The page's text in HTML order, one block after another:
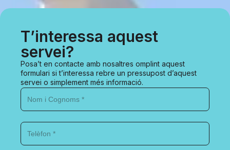
T’interessa aquest
servei?
Posa’t en contacte amb nosaltres omplint aquest
formulari si t’interessa rebre un pressupost d’aquest
servei o simplement més informació.
Nom
Cognoms
Telèfon